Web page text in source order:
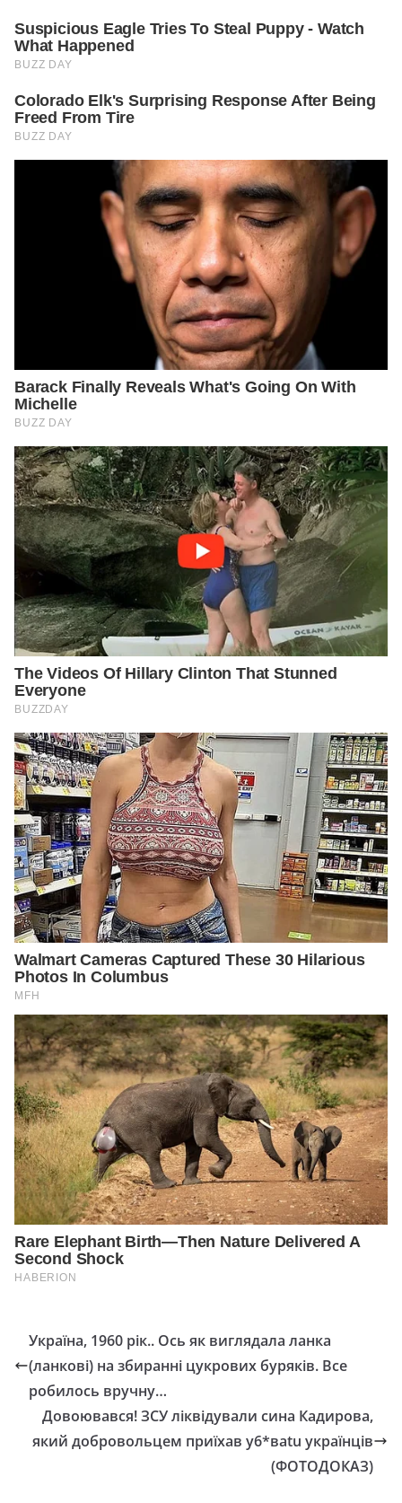
Україна, 1960 рік.. Ось як виглядала ланка
(ланкові) на збиранні цукрових буряків. Все
робилось вручну…
Довоювався! ЗСУ ліквідували сина Кадирова,
який добровольцем приїхaв y6*вatu укрaїнців
(ФОТОДОКАЗ)